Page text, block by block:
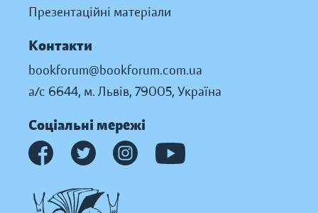
Презентаційні матеріали
Контакти
bookforum@bookforum.com.ua
а/с 6644, м. Львів, 79005, Україна
Соціальні мережі